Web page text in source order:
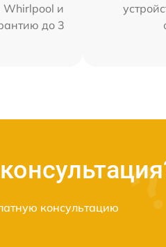
Whirlpool и
до 3
консультацию